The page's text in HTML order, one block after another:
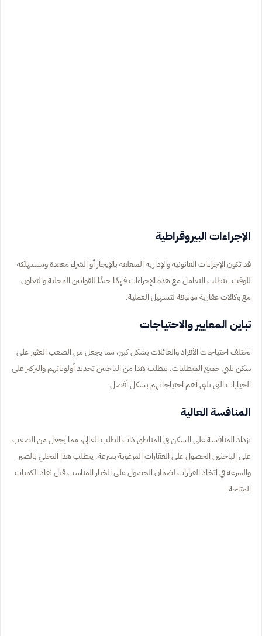
الإجراءات البيروقراطية
قد تكون الإجراءات القانونية والإدارية المتعلقة بالإيجار أو الشراء معقدة ومستهلكة
للوقت. يتطلب التعامل مع هذه الإجراءات فهمًا جيدًا للقوانين المحلية والتعاون
مع وكالات عقارية موثوقة لتسهيل العملية.
تباين المعايير والاحتياجات
تختلف احتياجات الأفراد والعائلات بشكل كبير، مما يجعل من الصعب العثور على
سكن يلبي جميع المتطلبات. يتطلب هذا من الباحثين تحديد أولوياتهم والتركيز على
الخيارات التي تلبي أهم احتياجاتهم بشكل أفضل.
المنافسة العالية
تزداد المنافسة على السكن في المناطق ذات الطلب العالي، مما يجعل من الصعب
على الباحثين الحصول على العقارات المرغوبة بسرعة. يتطلب هذا التحلي بالصبر
والسرعة في اتخاذ القرارات لضمان الحصول على الخيار المناسب قبل نفاد الكميات
المتاحة.